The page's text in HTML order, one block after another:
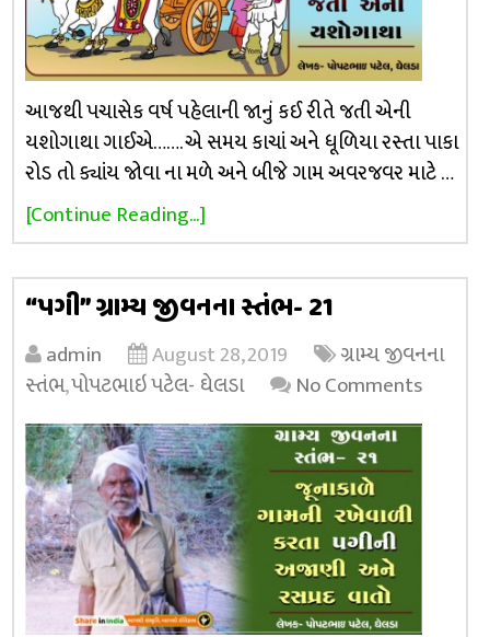
આજથી પચાસેક વર્ષ પહેલાની જાનું કઈ રીતે જતી એની
યશોગાથા ગાઈએ……. એ સમય કાચાં અને ધૂળિયા રસ્તા પાકા
રોડ તો ક્યાંય જોવા ના મળે અને બીજે ગામ અવરજવર માટે …
[Continue Reading...]
“પગી” ગ્રામ્ય જીવનના સ્તંભ- 21
admin August 28, 2019
ગ્રામ્ય જીવનના
સ્તંભ,પોપટભાઇ પટેલ- ઘેલડા No Comments